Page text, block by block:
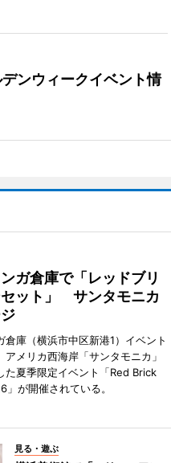
ンウィークイベント情
ガ倉庫で「レッドブリ
セット」 サンタモニカ
ジ
倉庫（横浜市中区新港1）イベント
アメリカ西海岸「サンタモニカ」
た夏季限定イベント「Red Brick
が開催されている。
見る・遊ぶ